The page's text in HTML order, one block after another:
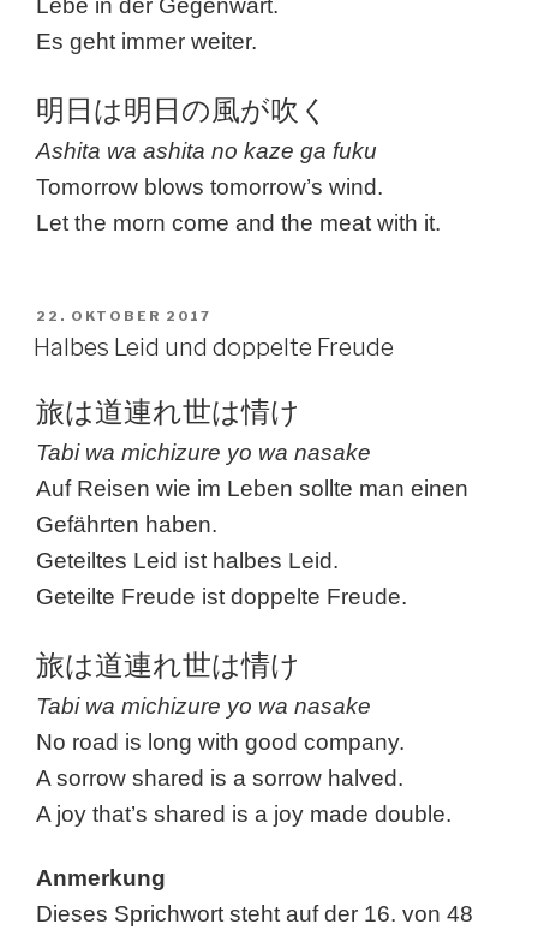
Lebe in der Gegenwart.
Es geht immer weiter.
明日は明日の風が吹く
Ashita wa ashita no kaze ga fuku
Tomorrow blows tomorrow’s wind.
Let the morn come and the meat with it.
VERÖFFENTLICHT
AM
22. OKTOBER 2017
Halbes Leid und doppelte Freude
旅は道連れ世は情け
Tabi wa michizure yo wa nasake
Auf Reisen wie im Leben sollte man einen
Gefährten haben.
Geteiltes Leid ist halbes Leid.
Geteilte Freude ist doppelte Freude.
旅は道連れ世は情け
Tabi wa michizure yo wa nasake
No road is long with good company.
A sorrow shared is a sorrow halved.
A joy that’s shared is a joy made double.
Anmerkung
Dieses Sprichwort steht auf der 16. von 48